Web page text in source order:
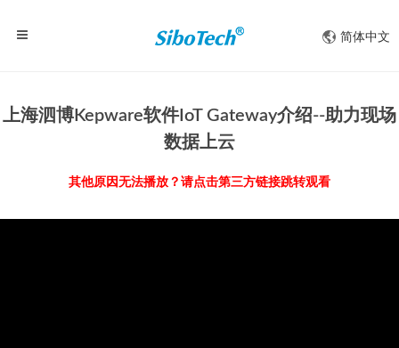
简体中文
上海泗博Kepware软件IoT Gateway介绍--助力现场
数据上云
其他原因无法播放？请点击第三方链接跳转观看